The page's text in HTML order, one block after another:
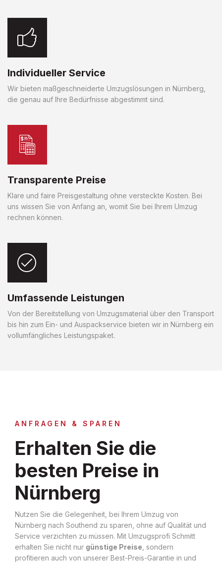
Individueller Service
Wir bieten maßgeschneiderte Umzugslösungen in Nürnberg,
die genau auf Ihre Bedürfnisse abgestimmt sind.
Transparente Preise
Klare und faire Preisgestaltung ohne versteckte Kosten. Bei
uns wissen Sie von Anfang an, womit Sie bei Ihrem Umzug
rechnen können.
Umfassende Leistungen
Von der Bereitstellung von Umzugsmaterial über den Transport
bis hin zum Ein- und Auspackservice bieten wir in Nürnberg ein
vollumfängliches Leistungspaket.
ANFRAGEN & SPAREN
Erhalten Sie die
besten Preise in
Nürnberg
Nutzen Sie die Gelegenheit, bei Ihrem Umzug von
Nürnberg nach Southend zu sparen, ohne auf Qualität und
Service verzichten zu müssen. Mit Umzugsprofi Schmitt
erhalten Sie nicht nur günstige Preise , sondern
profitieren auch von unserer Best-Preis-Garantie in und